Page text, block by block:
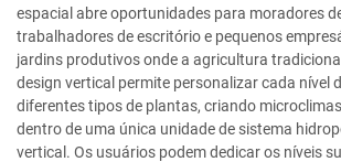
espacial abre oportunidades para moradores
trabalhadores de escritório e pequenos
jardins produtivos onde a agricultura
design vertical permite personalizar cada nível
diferentes tipos de plantas, criando
dentro de uma única unidade de sistema
vertical. Os usuários podem dedicar os níveis